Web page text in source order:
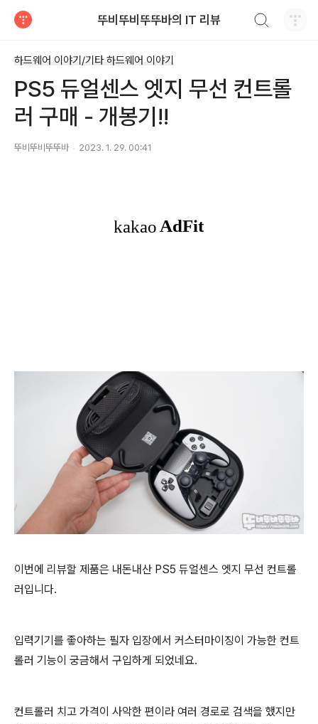
뚜비뚜비뚜뚜바의 IT 리뷰
하드웨어 이야기/기타 하드웨어 이야기
PS5 듀얼센스 엣지 무선 컨트롤
러 구매 - 개봉기!!
뚜비뚜비뚜뚜바 2023. 1. 29. 00:41
이번에 리뷰할 제품은 내돈내산 PS5 듀얼센스 엣지 무선 컨트롤
러입니다.
입력기기를 좋아하는 필자 입장에서 커스터마이징이 가능한 컨트
롤러 기능이 궁금해서 구입하게 되었네요.
컨트롤러 치고 가격이 사악한 편이라 여러 경로로 검색을 했지만